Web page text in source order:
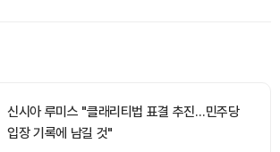
신시아 루미스 "클래리티법 표결 추진…민주당
입장 기록에 남길 것"